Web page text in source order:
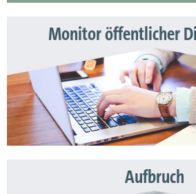
Monitor öffentlicher
Aufbruch